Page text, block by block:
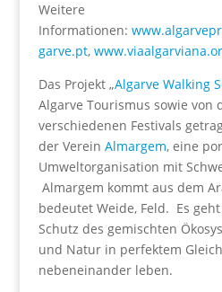
Weitere
Informationen:
garve.pt,
Das Projekt „Algarve Walking
Algarve Tourismus sowie von
verschiedenen Festivals
der Verein Almargem, eine
Umweltorganisation mit
Almargem kommt aus dem
bedeutet Weide, Feld. Es
Schutz des gemischten
und Natur in perfektem
nebeneinander leben.